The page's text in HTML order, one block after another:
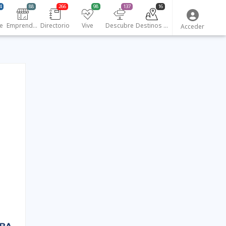
Emprendedores
88
Directorio
266
Vive
98
Descubre
137
Destinos turísticos
16
Acceder